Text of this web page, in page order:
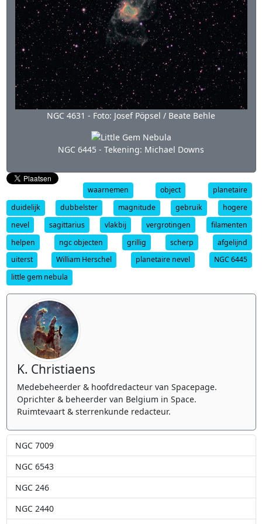
NGC 4631 - Foto: Josef Pöpsel / Beate Behle
NGC 6445 - Tekening: Michael Downs
waarnemen object
planetaire
duidelijk
dubbelster magnitude gebruik
hogere
nevel
sagittarius vlakbij vergrotingen
filamenten
helpen
ngc objecten grillig scherp
afgelijnd
uiterst
William Herschel planetaire nevel
NGC 6445
little gem nebula
K. Christiaens
Medebeheerder & hoofdredacteur van Spacepage.
Oprichter & beheerder van Belgium in Space.
Ruimtevaart & sterrenkunde redacteur.
NGC 7009
NGC 6543
NGC 246
NGC 2440